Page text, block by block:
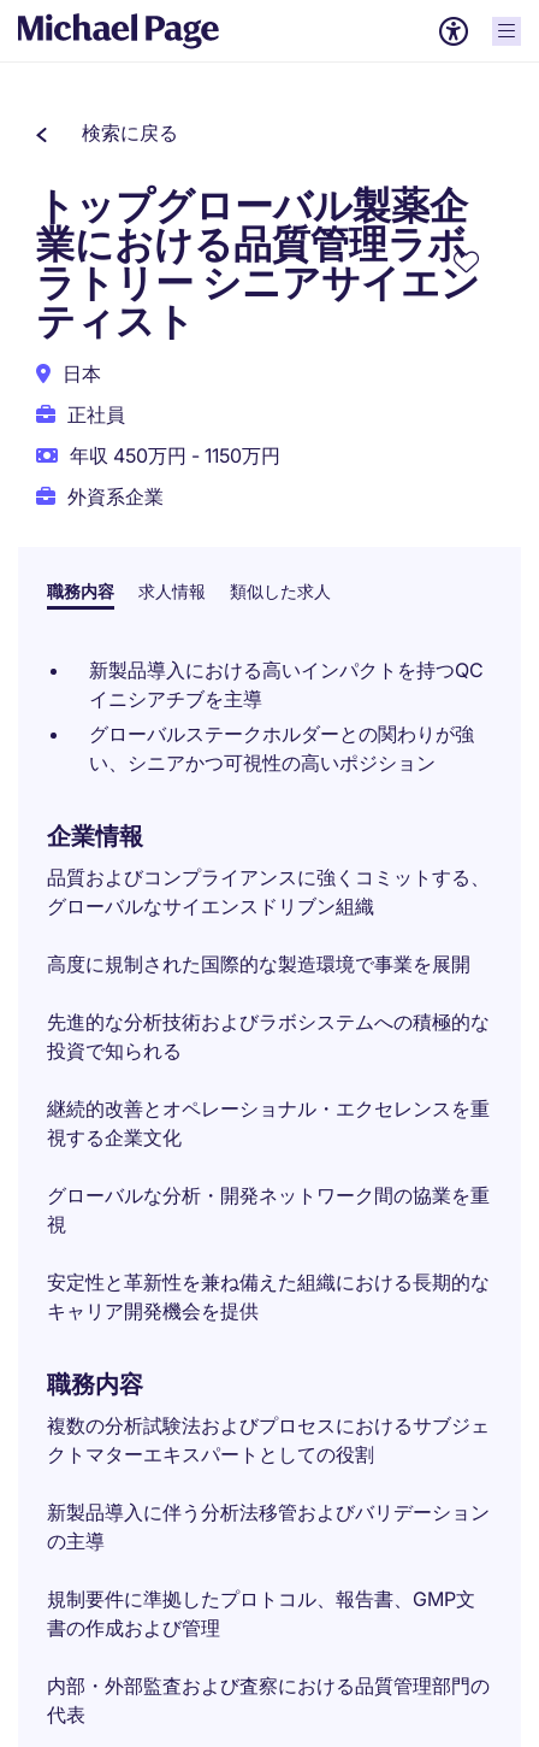
検索に戻る
トップグローバル製薬企
業における品質管理ラボ
ラトリー シニアサイエン
ティスト
日本
正社員
年収 450万円 - 1150万円
外資系企業
職務内容 求人情報 類似した求人
新製品導入における高いインパクトを持つQC
イニシアチブを主導
グローバルステークホルダーとの関わりが強
い、シニアかつ可視性の高いポジション
企業情報
品質およびコンプライアンスに強くコミットする、
グローバルなサイエンスドリブン組織
高度に規制された国際的な製造環境で事業を展開
先進的な分析技術およびラボシステムへの積極的な
投資で知られる
継続的改善とオペレーショナル・エクセレンスを重
視する企業文化
グローバルな分析・開発ネットワーク間の協業を重
視
安定性と革新性を兼ね備えた組織における長期的な
キャリア開発機会を提供
職務内容
複数の分析試験法およびプロセスにおけるサブジェ
クトマターエキスパートとしての役割
新製品導入に伴う分析法移管およびバリデーション
の主導
規制要件に準拠したプロトコル、報告書、GMP文
書の作成および管理
内部・外部監査および査察における品質管理部門の
代表